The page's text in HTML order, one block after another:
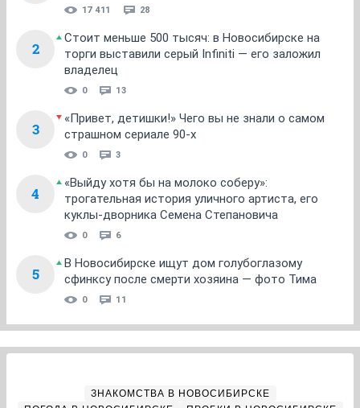
17 411 28
2
Стоит меньше 500 тысяч: в Новосибирске на
торги выставили серый Infiniti — его заложил
владелец
0 13
3
«Привет, детишки!» Чего вы не знали о самом
страшном сериале 90-х
0 3
4
«Выйду хотя бы на молоко соберу»:
трогательная история уличного артиста, его
куклы-дворника Семена Степановича
0 6
5
В Новосибирске ищут дом голубоглазому
сфинксу после смерти хозяина — фото Тима
0 11
ЗНАКОМСТВА В НОВОСИБИРСКЕ